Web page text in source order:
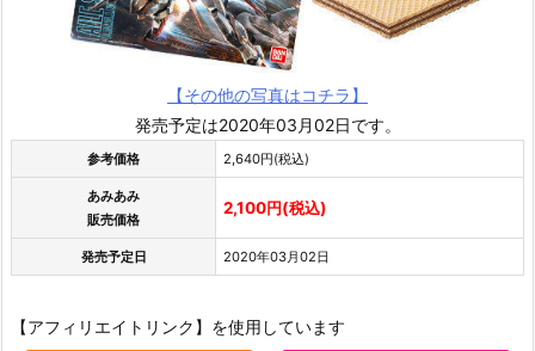
【その他の写真はコチラ】
発売予定は2020年03月02日です。
参考価格 2,640円(税込)
あみあみ
販売価格
2,100円(税込)
発売予定日 2020年03月02日
【アフィリエイトリンク】を使用しています